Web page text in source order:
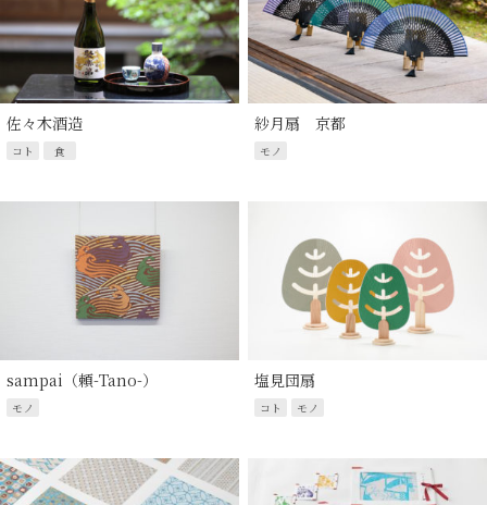
佐々木酒造
コト 食
紗月扇 京都
モノ
sampai（頼-Tano-）
モノ
塩見団扇
コト モノ